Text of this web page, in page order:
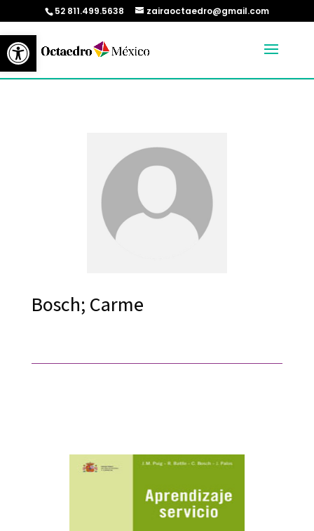
Abrir barra de herramientas
52 811.499.5638 zairaoctaedro@gmail.com
Bosch; Carme